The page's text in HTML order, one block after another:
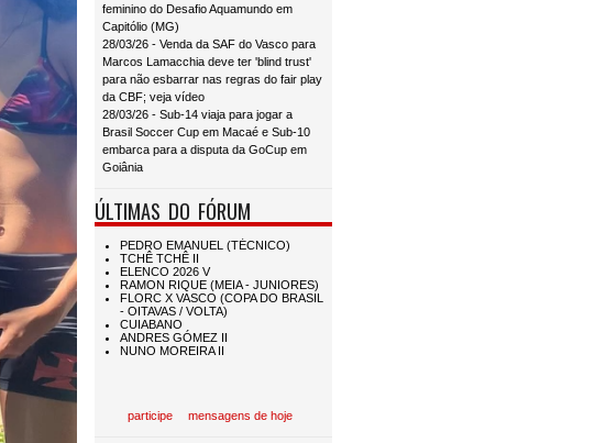
feminino do Desafio Aquamundo em
Capitólio (MG)
28/03/26 - Venda da SAF do Vasco para
Marcos Lamacchia deve ter 'blind trust'
para não esbarrar nas regras do fair play
da CBF; veja vídeo
28/03/26 - Sub-14 viaja para jogar a
Brasil Soccer Cup em Macaé e Sub-10
embarca para a disputa da GoCup em
Goiânia
ÚLTIMAS DO FÓRUM
participe mensagens de hoje